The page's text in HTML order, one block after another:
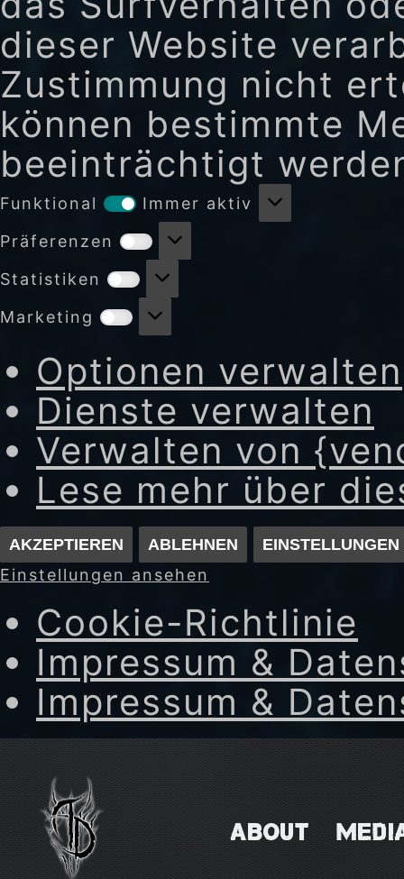
dieser Website
Zustimmung nicht
können bestimmte
beeinträchtigt
Funktional Funktional
Immer aktiv
Präferenzen
Präferenzen
Statistiken Statistiken
Marketing Marketing
Optionen verwalten
Dienste verwalten
Verwalten von
Lese mehr über
AKZEPTIEREN ABLEHNEN
Einstellungen ansehen
Cookie-Richtlinie
Impressum &
Impressum &
content
ABOUT